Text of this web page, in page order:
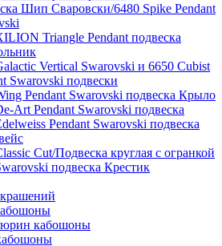
Шип Сваровски/6480 Spike Pendant
Triangle Pendant подвеска
Vertical Swarovski и 6650 Cubist
Swarovski подвески
Pendant Swarovski подвеска Крыло
Art Pendant Swarovski подвеска
Pendant Swarovski подвеска
Cut/Подвеска круглая с огранкой
подвеска Крестик
кабошоны